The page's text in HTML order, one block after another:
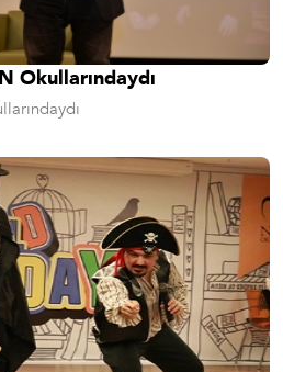
Okullarındaydı